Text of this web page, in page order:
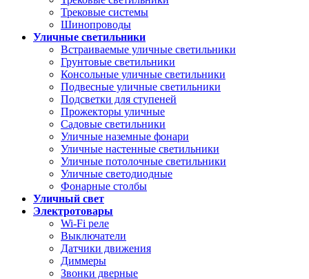
Трековые системы
Шинопроводы
Уличные светильники
Встраиваемые уличные светильники
Грунтовые светильники
Консольные уличные светильники
Подвесные уличные светильники
Подсветки для ступеней
Прожекторы уличные
Садовые светильники
Уличные наземные фонари
Уличные настенные светильники
Уличные потолочные светильники
Уличные светодиодные
Фонарные столбы
Уличный свет
Электротовары
Wi-Fi реле
Выключатели
Датчики движения
Диммеры
Звонки дверные